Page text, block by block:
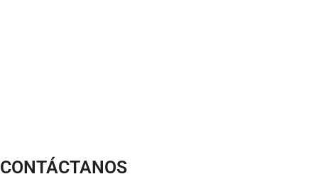
CONTÁCTANOS